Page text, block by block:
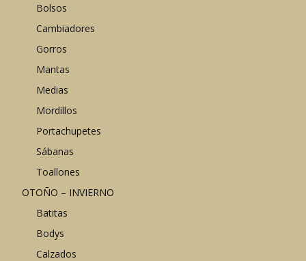
Bolsos
Cambiadores
Gorros
Mantas
Medias
Mordillos
Portachupetes
Sábanas
Toallones
OTOÑO – INVIERNO
Batitas
Bodys
Calzados